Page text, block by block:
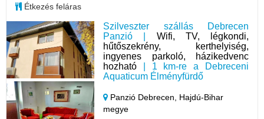
Szilveszter szállás Debrecen
Panzió | Wifi, TV, légkondi,
hűtőszekrény, kerthelyiség,
ingyenes parkoló, házikedvenc
hozható | 1 km-re a Debreceni
Aquaticum Élményfürdő
Panzió Debrecen, Hajdú-Bihar
megye
Étkezés feláras